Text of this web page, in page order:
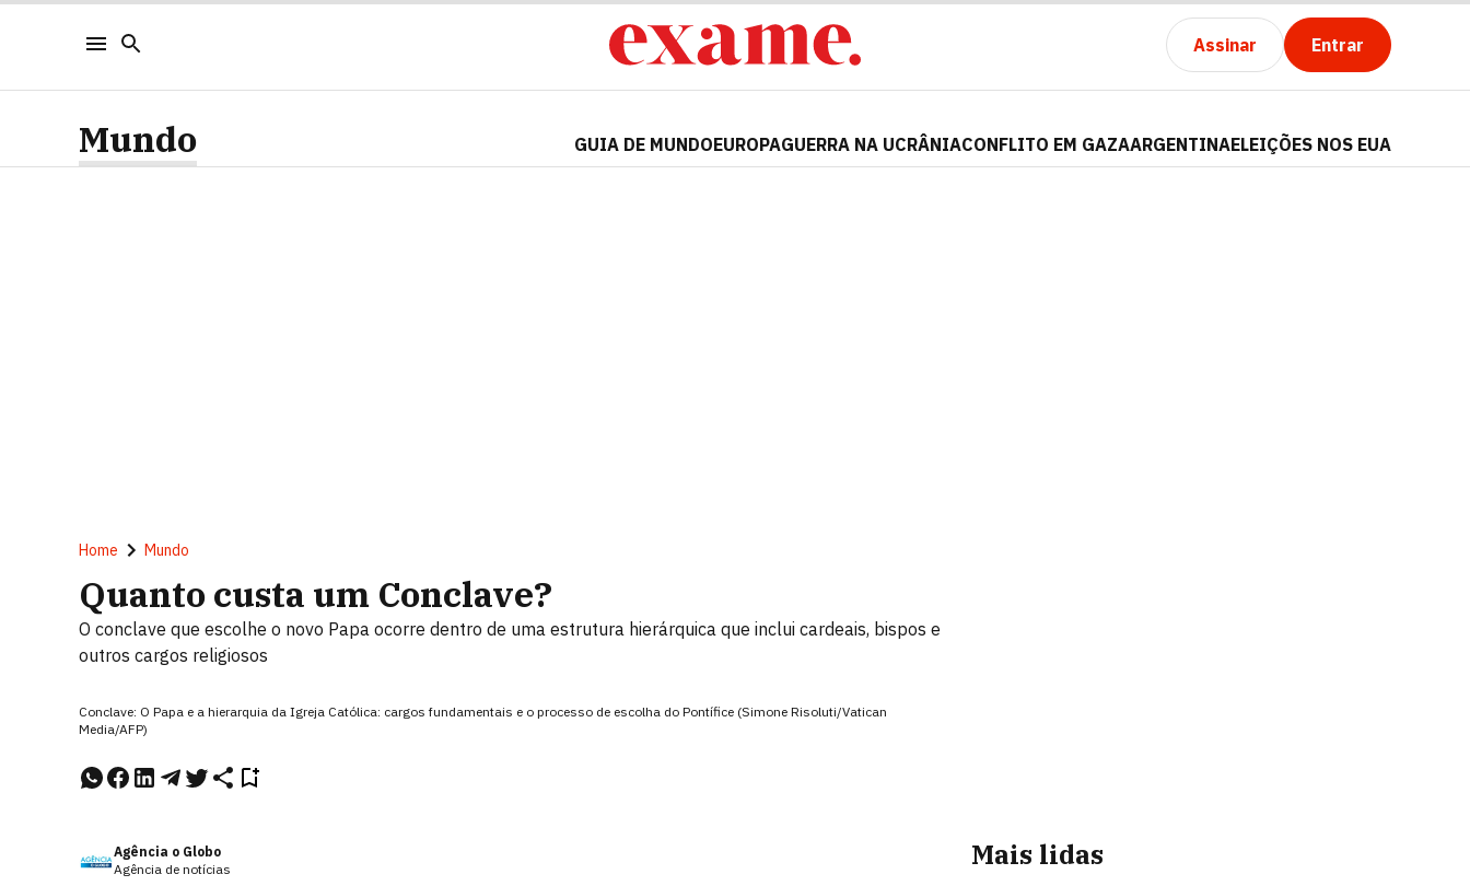
Assinar Entrar
Mundo GUIA DE MUNDOEUROPAGUERRA NA UCRÂNIACONFLITO EM GAZAARGENTINAELEIÇÕES NOS EUA
Home Mundo
Quanto custa um Conclave?
O conclave que escolhe o novo Papa ocorre dentro de uma estrutura hierárquica que inclui cardeais, bispos e
outros cargos religiosos
Conclave: O Papa e a hierarquia da Igreja Católica: cargos fundamentais e o processo de escolha do Pontífice (Simone Risoluti/Vatican
Media/AFP)
Agência o Globo
Agência de notícias
Mais lidas